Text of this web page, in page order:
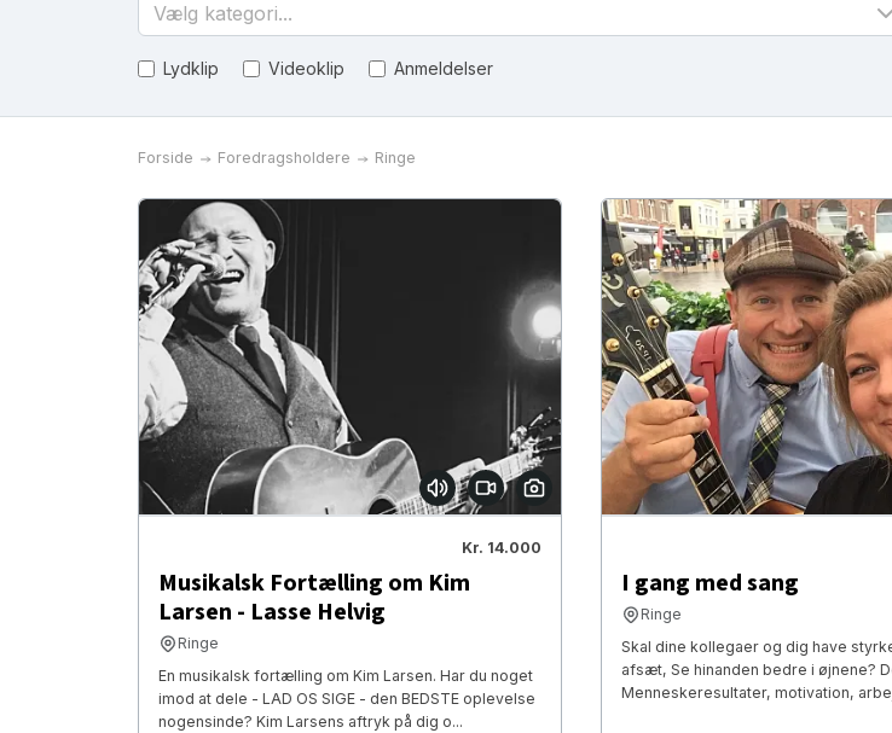
Vælg kategori...
Lydklip Videoklip Anmeldelser
Forside Foredragsholdere Ringe
Kr. 14.000
Musikalsk Fortælling om Kim
Larsen - Lasse Helvig
Ringe
En musikalsk fortælling om Kim Larsen. Har du noget
imod at dele - LAD OS SIGE - den BEDSTE oplevelse
nogensinde? Kim Larsens aftryk på dig o...
I gang med sang
Ringe
Skal dine kollegaer og dig have
afsæt, Se hinanden bedre i øjnene?
Menneskeresultater, motivation,